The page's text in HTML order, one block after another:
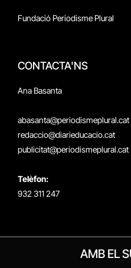
Fundació Periodisme Plural
CONTACTA'NS
Ana Basanta
abasanta@periodismeplural.cat
redaccio@diarieducacio.cat
publicitat@periodismeplural.cat
Telèfon:
932 311 247
AMB EL